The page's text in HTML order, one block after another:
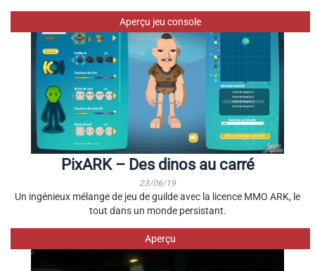
Aperçu jeu console
PixARK – Des dinos au carré
23/06/19
Un ingénieux mélange de jeu de guilde avec la licence MMO ARK, le
tout dans un monde persistant.
Aperçu